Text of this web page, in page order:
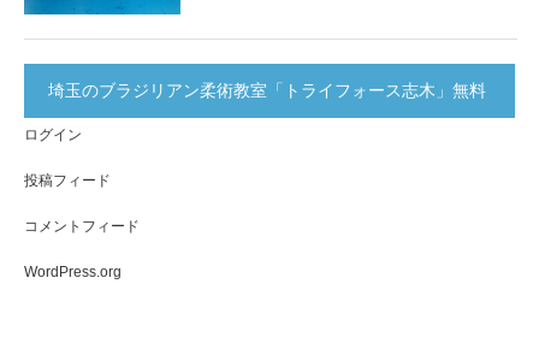
埼玉のブラジリアン柔術教室「トライフォース志木」無料
体験実施中！
ログイン
投稿フィード
コメントフィード
WordPress.org